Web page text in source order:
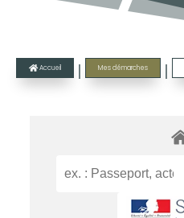
 Accueil | Mes démarches |